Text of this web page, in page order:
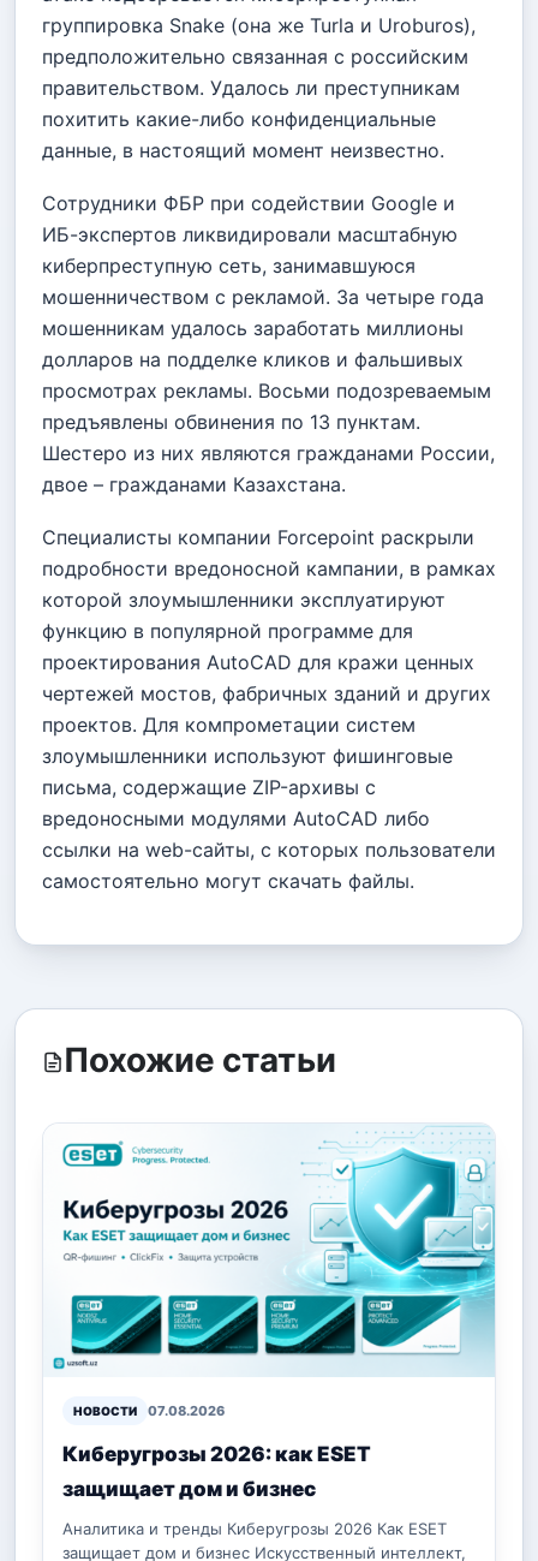
группировка Snake (она же Turla и Uroburos),
предположительно связанная с российским
правительством. Удалось ли преступникам
похитить какие-либо конфиденциальные
данные, в настоящий момент неизвестно.
Сотрудники ФБР при содействии Google и
ИБ-экспертов ликвидировали масштабную
киберпреступную сеть, занимавшуюся
мошенничеством с рекламой. За четыре года
мошенникам удалось заработать миллионы
долларов на подделке кликов и фальшивых
просмотрах рекламы. Восьми подозреваемым
предъявлены обвинения по 13 пунктам.
Шестеро из них являются гражданами России,
двое – гражданами Казахстана.
Специалисты компании Forcepoint раскрыли
подробности вредоносной кампании, в рамках
которой злоумышленники эксплуатируют
функцию в популярной программе для
проектирования AutoCAD для кражи ценных
чертежей мостов, фабричных зданий и других
проектов. Для компрометации систем
злоумышленники используют фишинговые
письма, содержащие ZIP-архивы с
вредоносными модулями AutoCAD либо
ссылки на web-сайты, с которых пользователи
самостоятельно могут скачать файлы.
Похожие статьи
НОВОСТИ 07.08.2026
Киберугрозы 2026: как ESET
защищает дом и бизнес
Аналитика и тренды Киберугрозы 2026 Как ESET
защищает дом и бизнес Искусственный интеллект,